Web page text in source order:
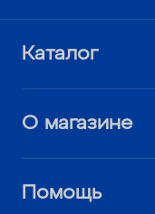
Каталог
О магазине
Помощь